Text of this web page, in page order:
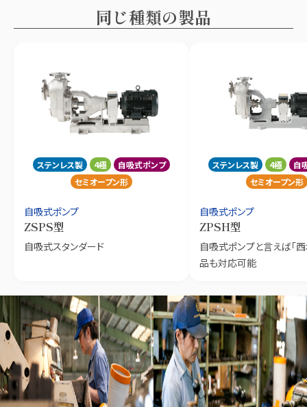
同じ種類の製品
ステンレス製 4極
自吸式ポンプ
セミオープン形
自吸式ポンプ
ZSPS型
自吸式スタンダード
ステンレス製 4極
自
セミオープン形
自吸式ポンプ
ZPSH型
自吸式ポンプと言えば「西
品も対応可能